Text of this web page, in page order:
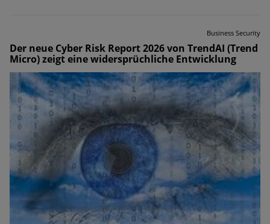
Business Security
Der neue Cyber Risk Report 2026 von TrendAI (Trend
Micro) zeigt eine widersprüchliche Entwicklung